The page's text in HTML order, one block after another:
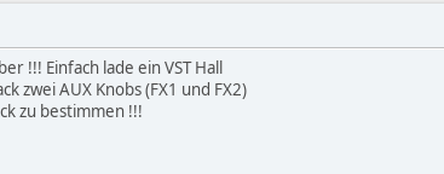
!!! Einfach lade ein VST Hall
zwei AUX Knobs (FX1 und FX2)
zu bestimmen !!!